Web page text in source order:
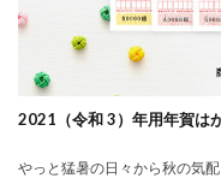
2021（令和 3）年用年賀は
やっと猛暑の日々から秋の気